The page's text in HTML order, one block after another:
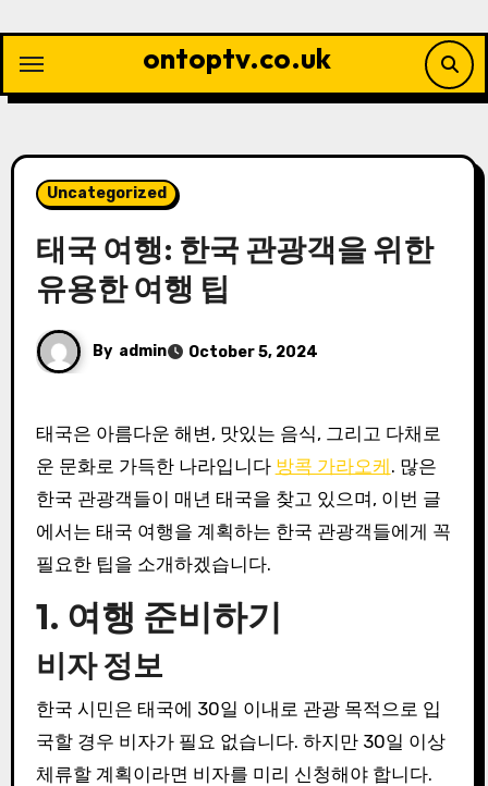
content
ontoptv.co.uk
Uncategorized
태국 여행: 한국 관광객을 위한
유용한 여행 팁
By admin October 5, 2024
태국은 아름다운 해변, 맛있는 음식, 그리고 다채로
운 문화로 가득한 나라입니다 방콕 가라오케 . 많은
한국 관광객들이 매년 태국을 찾고 있으며, 이번 글
에서는 태국 여행을 계획하는 한국 관광객들에게 꼭
필요한 팁을 소개하겠습니다.
1. 여행 준비하기
비자 정보
한국 시민은 태국에 30일 이내로 관광 목적으로 입
국할 경우 비자가 필요 없습니다. 하지만 30일 이상
체류할 계획이라면 비자를 미리 신청해야 합니다.